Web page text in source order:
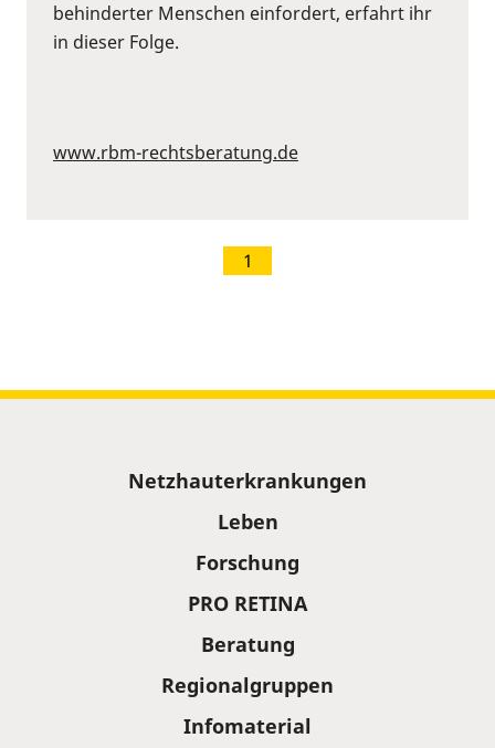
behinderter Menschen einfordert, erfahrt ihr
in dieser Folge.
www.rbm-rechtsberatung.de
1
Netzhauterkrankungen
Leben
Forschung
PRO RETINA
Beratung
Regionalgruppen
Infomaterial